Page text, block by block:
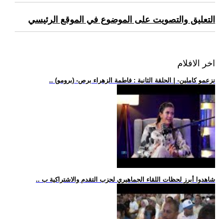
التعليق والتصويت على الموضوع في الموقع الرئيسي
اخر الافلام
.. (برومو) -نزعمو كاملين- | الحلقة الثانية : فاطمة الزهراء برص
.. شاهدوا أبرز لحظات اللقاء الجماهيري لحزب التقدم والاشتراكية ب